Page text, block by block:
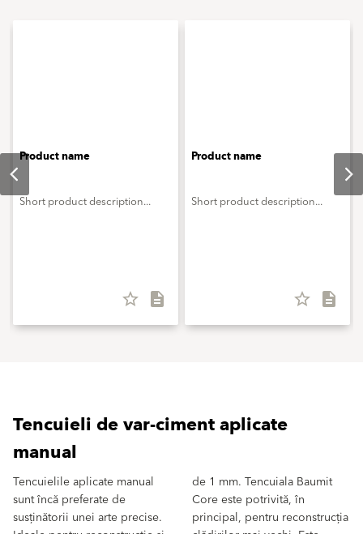
Product name
Short product description...
star_border description
Product name
Short product description...
star_border description
Tencuieli de var-ciment aplicate
manual
Tencuielile aplicate manual
sunt încă preferate de
susținătorii unei arte precise.
de 1 mm. Tencuiala Baumit
Core este potrivită, în
principal, pentru reconstrucția